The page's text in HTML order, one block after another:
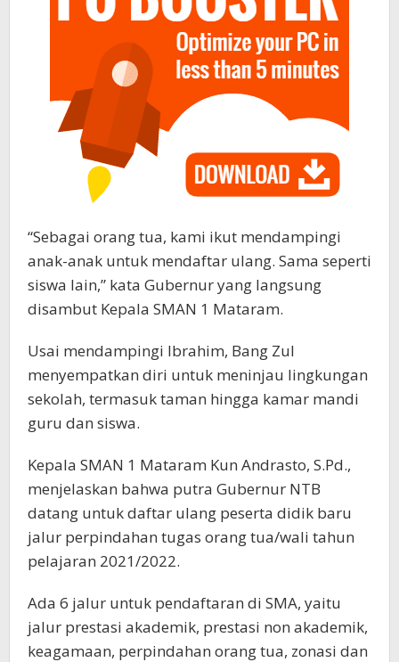
“Sebagai orang tua, kami ikut mendampingi
anak-anak untuk mendaftar ulang. Sama seperti
siswa lain,” kata Gubernur yang langsung
disambut Kepala SMAN 1 Mataram.
Usai mendampingi Ibrahim, Bang Zul
menyempatkan diri untuk meninjau lingkungan
sekolah, termasuk taman hingga kamar mandi
guru dan siswa.
Kepala SMAN 1 Mataram Kun Andrasto, S.Pd.,
menjelaskan bahwa putra Gubernur NTB
datang untuk daftar ulang peserta didik baru
jalur perpindahan tugas orang tua/wali tahun
pelajaran 2021/2022.
Ada 6 jalur untuk pendaftaran di SMA, yaitu
jalur prestasi akademik, prestasi non akademik,
keagamaan, perpindahan orang tua, zonasi dan